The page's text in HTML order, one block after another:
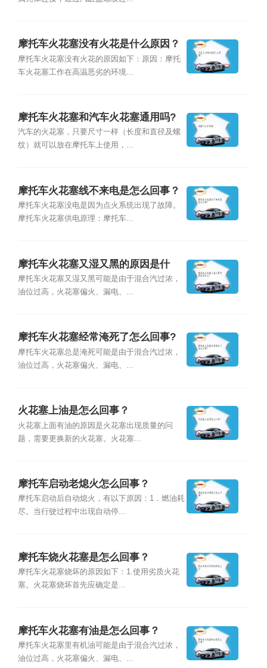
摩托车火花塞没有火花是什么原因？
摩托车火花塞没有火花的原因如下：原因：摩托
车火花塞工作在高温恶劣的环境...
摩托车火花塞和汽车火花塞通用吗?
汽车的火花塞，只要尺寸一样（长度和直径及螺
纹）就可以放在摩托车上使用，...
摩托车火花塞线不来电是怎么回事？
摩托车火花塞没电是因为点火系统出现了故障。
摩托车火花塞供电原理：摩托车...
摩托车火花塞又湿又黑的原因是什
么？
摩托车火花塞又湿又黑可能是由于混合汽过浓，
油位过高，火花塞偏火、漏电、...
摩托车火花塞经常淹死了怎么回事?
摩托车火花塞总是淹死可能是由于混合汽过浓，
油位过高，火花塞偏火、漏电、...
火花塞上油是怎么回事？
火花塞上面有油的原因是火花塞出现质量的问
题，需要更换新的火花塞。火花塞...
摩托车启动老熄火怎么回事？
摩托车启动后自动熄火，有以下原因：1．燃油耗
尽。当行驶过程中出现自动停...
摩托车烧火花塞是怎么回事？
摩托车火花塞烧坏的原因如下：1.使用劣质火花
塞。火花塞烧坏首先应确定是...
摩托车火花塞有油是怎么回事？
摩托车火花塞里有机油可能是由于混合汽过浓，
油位过高，火花塞偏火、漏电、...